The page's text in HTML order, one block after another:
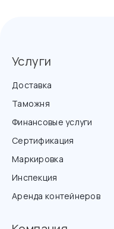
Услуги
Доставка
Таможня
Финансовые услуги
Сертификация
Маркировка
Инспекция
Аренда контейнеров